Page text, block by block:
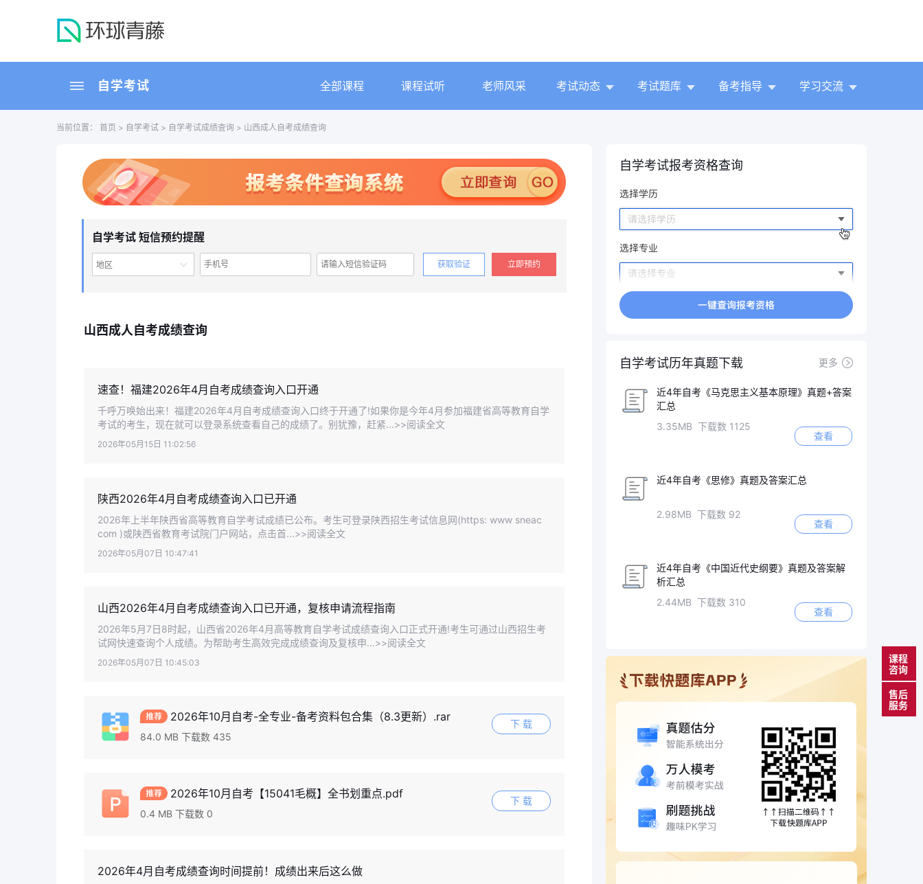
自学考试 全部课程 课程试听 老师风采 考试动态 考试题库 备考指导 学习交流
当前位置： 首页 > 自学考试 > 自学考试成绩查询 > 山西成人自考成绩查询
自学考试 短信预约提醒
地区 获取验证 立即预约
山西成人自考成绩查询
速查！福建2026年4月自考成绩查询入口开通
千呼万唤始出来！福建2026年4月自考成绩查询入口终于开通了!如果你是今年4月参加福建省高等教育自学
考试的考生，现在就可以登录系统查看自己的成绩了。别犹豫，赶紧...>>阅读全文
2026年05月15日 11:02:56
陕西2026年4月自考成绩查询入口已开通
2026年上半年陕西省高等教育自学考试成绩已公布。考生可登录陕西招生考试信息网(https: www sneac
com )或陕西省教育考试院门户网站，点击首...>>阅读全文
2026年05月07日 10:47:41
山西2026年4月自考成绩查询入口已开通，复核申请流程指南
2026年5月7日8时起，山西省2026年4月高等教育自学考试成绩查询入口正式开通!考生可通过山西招生考
试网快速查询个人成绩。为帮助考生高效完成成绩查询及复核申...>>阅读全文
2026年05月07日 10:45:03
2026年10月自考-全专业-备考资料包合集（8.3更新）.rar
84.0 MB 下载数 435
下 载
2026年10月自考【15041毛概】全书划重点.pdf
0.4 MB 下载数 0
下 载
2026年4月自考成绩查询时间提前！成绩出来后这么做
自学考试报考资格查询
自学考试历年真题下载 更多
近4年自考《马克思主义基本原理》真题+答案
汇总
3.35MB 下载数 1125
查看
近4年自考《思修》真题及答案汇总
2.98MB 下载数 92
查看
近4年自考《中国近代史纲要》真题及答案解
析汇总
2.44MB 下载数 310
查看
课程
咨询
售后
服务